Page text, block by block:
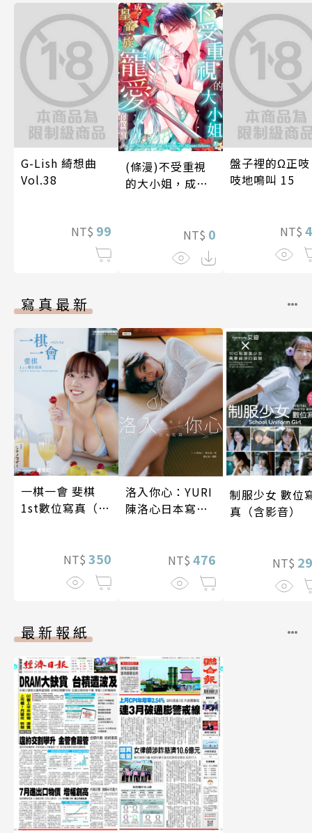
G-Lish 綺想曲
Vol.38
NT$ 99
(條漫)不受重視
的大小姐，成了
NT$ 0
盤子裡的Ω正吱
吱地鳴叫 15
NT$
寫真最新
一棋一會 斐棋
1st數位寫真（含
NT$ 350
洛入你心：YURI
陳洛心日本寫真
NT$ 476
制服少女 數位
真（含影音）
NT$
最新報紙